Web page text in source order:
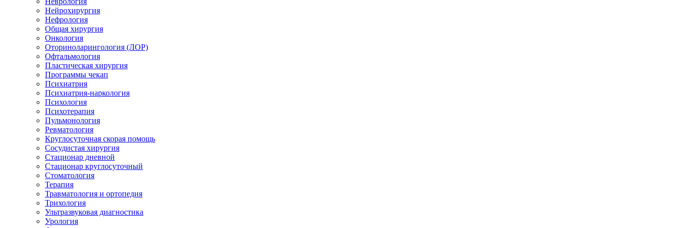
Нейрохирургия
Нефрология
Общая хирургия
Онкология
Оториноларингология (ЛОР)
Офтальмология
Пластическая хирургия
Программы чекап
Психиатрия
Психиатрия-наркология
Психология
Психотерапия
Пульмонология
Ревматология
Круглосуточная скорая помощь
Сосудистая хирургия
Стационар дневной
Стационар круглосуточный
Стоматология
Терапия
Травматология и ортопедия
Трихология
Ультразвуковая диагностика
Урология